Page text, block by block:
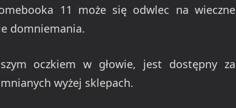
11 może się odwlec na wieczne
domniemania.
oczkiem w głowie, jest dostępny za
wyżej sklepach.